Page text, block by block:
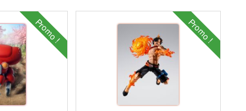
Promo ! Promo !